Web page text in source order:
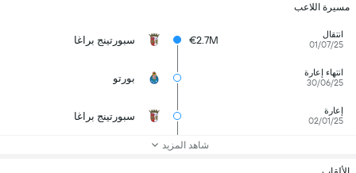
مسيرة اللاعب
انتقال
01/07/25
€2.7M سبورتينج براغا
انتهاء إعارة
30/06/25
بورتو
إعارة
02/01/25
سبورتينج براغا
شاهد المزيد